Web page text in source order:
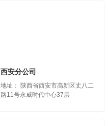
西安分公司
地址： 陕西省西安市高新区丈八二
路11号永威时代中心37层